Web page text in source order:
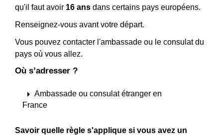
qu'il faut avoir 16 ans dans certains pays européens.
Renseignez-vous avant votre départ.
Vous pouvez contacter l'ambassade ou le consulat du
pays où vous allez.
Où s’adresser ?
arrow_right Ambassade ou consulat étranger en
France
Savoir quelle règle s'applique si vous avez un